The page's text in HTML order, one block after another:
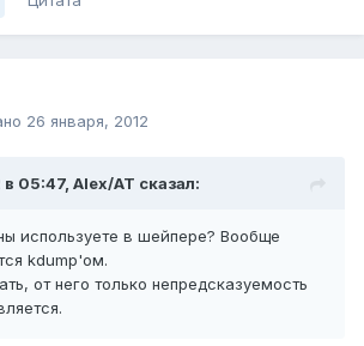
26 января, 2012
05:47, Alex/AT сказал:
используете в шейпере? Вообще
kdump'ом.
от него только непредсказуемость